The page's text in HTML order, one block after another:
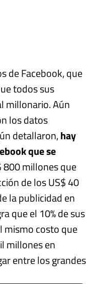
de Facebook, que
todos sus
millonario. Aún
los datos
detallaron,hay
que se
800 millones que
de los US$ 40
la publicidad en
que el 10% de sus
mismo costo que
millones en
entre los grandes